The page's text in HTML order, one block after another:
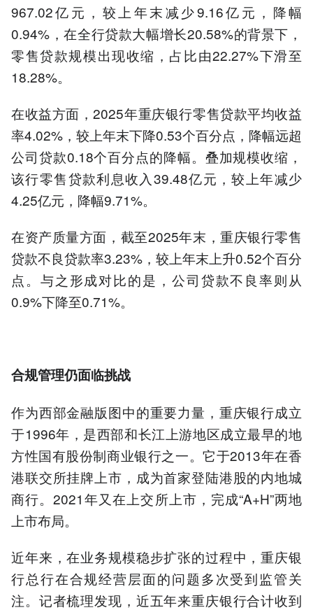
967.02亿元，较上年末减少9.16亿元，降幅
0.94%，在全行贷款大幅增长20.58%的背景下，
零售贷款规模出现收缩，占比由22.27%下滑至
18.28%。
在收益方面，2025年重庆银行零售贷款平均收益
率4.02%，较上年末下降0.53个百分点，降幅远超
公司贷款0.18个百分点的降幅。叠加规模收缩，
该行零售贷款利息收入39.48亿元，较上年减少
4.25亿元，降幅9.71%。
在资产质量方面，截至2025年末，重庆银行零售
贷款不良贷款率3.23%，较上年末上升0.52个百分
点。与之形成对比的是，公司贷款不良率则从
0.9%下降至0.71%。
合规管理仍面临挑战
作为西部金融版图中的重要力量，重庆银行成立
于1996年，是西部和长江上游地区成立最早的地
方性国有股份制商业银行之一。它于2013年在香
港联交所挂牌上市，成为首家登陆港股的内地城
商行。2021年又在上交所上市，完成“A+H”两地
上市布局。
近年来，在业务规模稳步扩张的过程中，重庆银
行总行在合规经营层面的问题多次受到监管关
注。记者梳理发现，近五年来重庆银行合计收到